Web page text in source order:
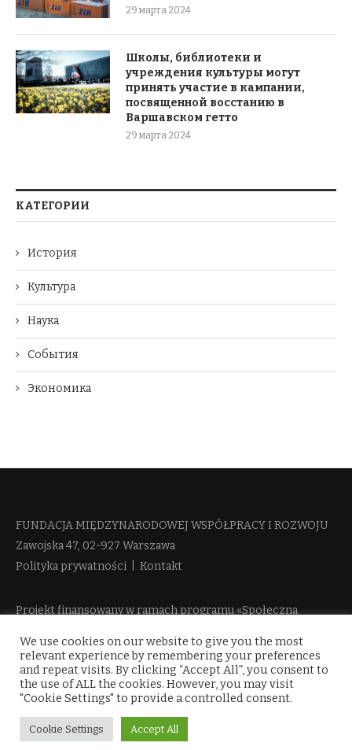
29 марта 2024
Школы, библиотеки и
учреждения культуры могут
принять участие в кампании,
посвященной восстанию в
Варшавском гетто
29 марта 2024
КАТЕГОРИИ
История
Культура
Наука
События
Экономика
FUNDACJA MIĘDZYNARODOWEJ WSPÓŁPRACY I ROZWOJU​
Zawojska 47, 02-927 Warszawa
Polityka prywatności
Kontakt
Projekt finansowany w ramach programu «Społeczna
więcej informacji
We use cookies on our website to give you the most
relevant experience by remembering your preferences
and repeat visits. By clicking “Accept All”, you consent to
the use of ALL the cookies. However, you may visit
"Cookie Settings" to provide a controlled consent.
Cookie Settings Accept All